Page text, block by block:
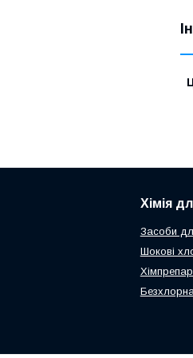
Хімія
Засоби
Шокові